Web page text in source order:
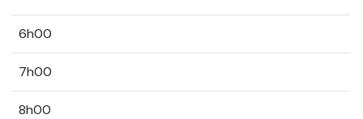
6h00
7h00
8h00